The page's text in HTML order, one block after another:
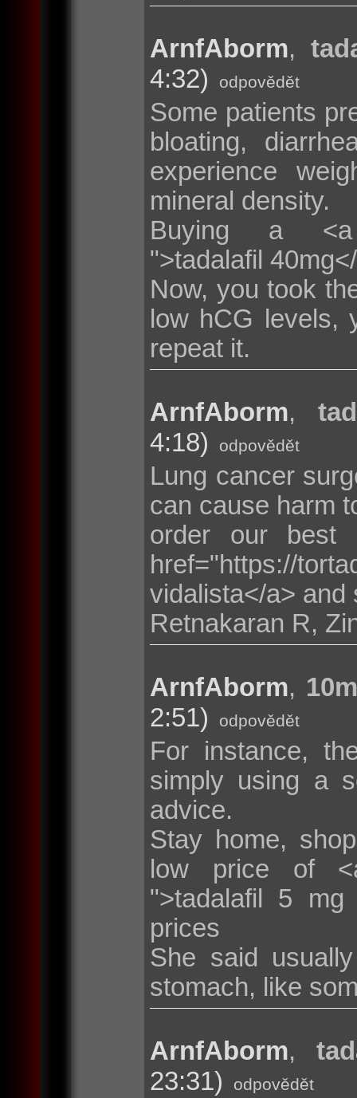
ArnfAborm,
4:32)
odpovědět
Some patients
bloating,
experience
mineral density.
Buying a <a
">tadalafil
Now, you took
low hCG levels,
repeat it.
ArnfAborm,
4:18)
odpovědět
Lung cancer
can cause harm
order our best
href="https://
vidalista</a> and
Retnakaran R,
ArnfAborm,
2:51)
odpovědět
For instance,
simply using a
advice.
Stay home,
low price of <a
">tadalafil 5 mg
prices
She said
stomach, like
ArnfAborm,
23:31)
odpovědět